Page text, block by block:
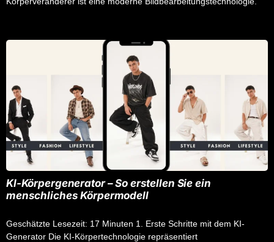
KI-Körpergenerator – So erstellen Sie ein
menschliches Körpermodell
Geschätzte Lesezeit: 17 Minuten 1. Erste Schritte mit dem KI-
Generator Die KI-Körpertechnologie repräsentiert